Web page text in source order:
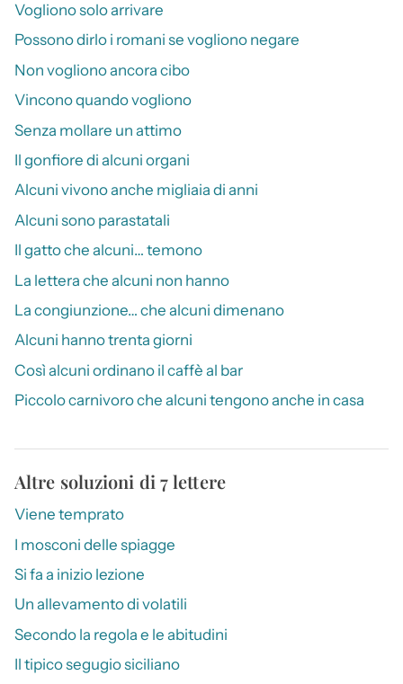
Vogliono solo arrivare
Possono dirlo i romani se vogliono negare
Non vogliono ancora cibo
Vincono quando vogliono
Senza mollare un attimo
Il gonfiore di alcuni organi
Alcuni vivono anche migliaia di anni
Alcuni sono parastatali
Il gatto che alcuni… temono
La lettera che alcuni non hanno
La congiunzione… che alcuni dimenano
Alcuni hanno trenta giorni
Così alcuni ordinano il caffè al bar
Piccolo carnivoro che alcuni tengono anche in casa
Altre soluzioni di 7 lettere
Viene temprato
I mosconi delle spiagge
Si fa a inizio lezione
Un allevamento di volatili
Secondo la regola e le abitudini
Il tipico segugio siciliano